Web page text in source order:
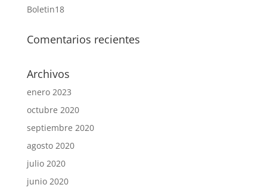
Boletin18
Comentarios recientes
Archivos
enero 2023
octubre 2020
septiembre 2020
agosto 2020
julio 2020
junio 2020